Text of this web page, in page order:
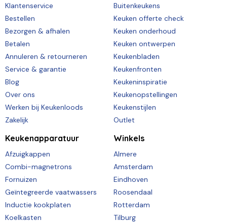
Klantenservice
Bestellen
Bezorgen & afhalen
Betalen
Annuleren & retourneren
Service & garantie
Blog
Over ons
Werken bij Keukenloods
Zakelijk
Buitenkeukens
Keuken offerte check
Keuken onderhoud
Keuken ontwerpen
Keukenbladen
Keukenfronten
Keukeninspiratie
Keukenopstellingen
Keukenstijlen
Outlet
Keukenapparatuur
Afzuigkappen
Combi-magnetrons
Fornuizen
Geïntegreerde vaatwassers
Inductie kookplaten
Koelkasten
Winkels
Almere
Amsterdam
Eindhoven
Roosendaal
Rotterdam
Tilburg